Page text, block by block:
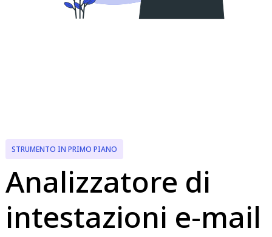
STRUMENTO IN PRIMO PIANO
Analizzatore di
intestazioni e-mail